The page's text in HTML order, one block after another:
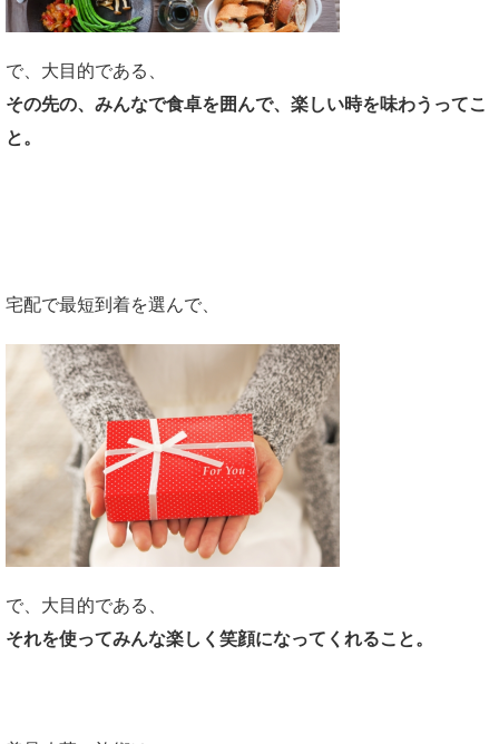
で、大目的である、
その先の、みんなで食卓を囲んで、楽しい時を味わうってこ
と。
宅配で最短到着を選んで、
で、大目的である、
それを使ってみんな楽しく笑顔になってくれること。